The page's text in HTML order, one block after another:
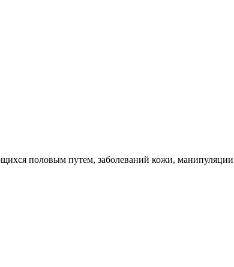
половым путем, заболеваний кожи,